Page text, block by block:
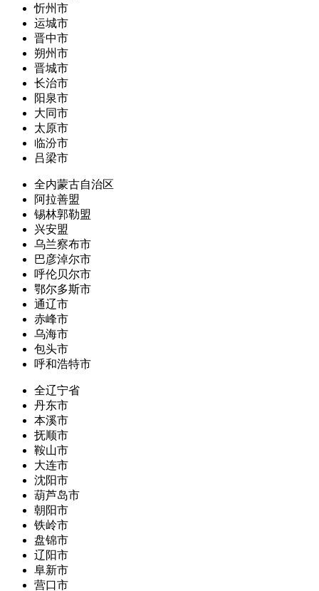
忻州市
运城市
晋中市
朔州市
晋城市
长治市
阳泉市
大同市
太原市
临汾市
吕梁市
全内蒙古自治区
阿拉善盟
锡林郭勒盟
兴安盟
乌兰察布市
巴彦淖尔市
呼伦贝尔市
鄂尔多斯市
通辽市
赤峰市
乌海市
包头市
呼和浩特市
全辽宁省
丹东市
本溪市
抚顺市
鞍山市
大连市
沈阳市
葫芦岛市
朝阳市
铁岭市
盘锦市
辽阳市
阜新市
营口市